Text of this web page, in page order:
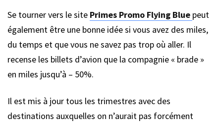
Se tourner vers le site Primes Promo Flying Blue peut
également être une bonne idée si vous avez des miles,
du temps et que vous ne savez pas trop où aller. Il
recense les billets d’avion que la compagnie « brade »
en miles jusqu’à – 50%.
Il est mis à jour tous les trimestres avec des
destinations auxquelles on n’aurait pas forcément